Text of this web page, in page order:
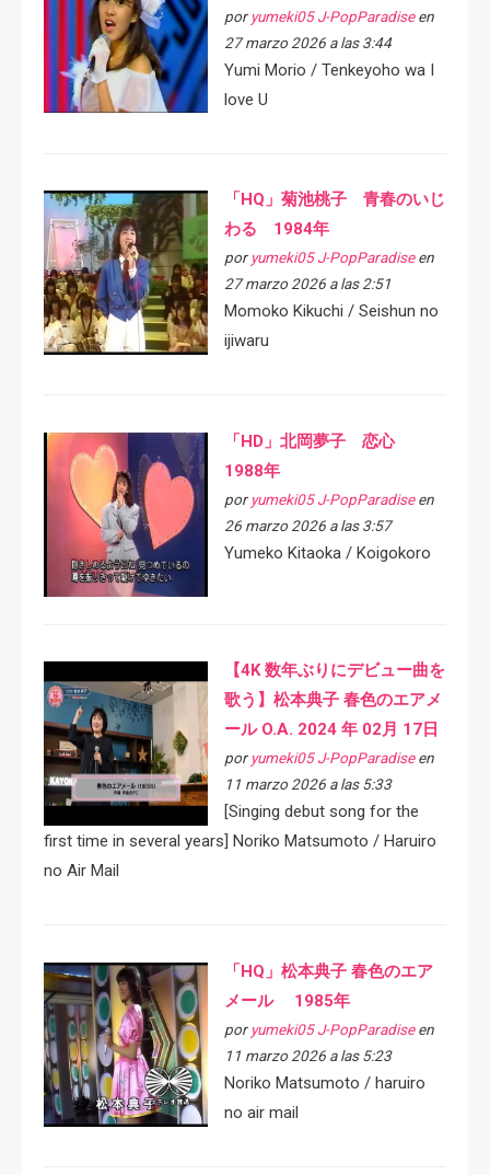
por yumeki05 J-PopParadiseen
27 marzo 2026 a las 3:44
Yumi Morio / Tenkeyoho wa I
love U
「HQ」菊池桃子 青春のいじ
わる 1984年
por yumeki05 J-PopParadiseen
27 marzo 2026 a las 2:51
Momoko Kikuchi / Seishun no
ijiwaru
「HD」北岡夢子 恋心
1988年
por yumeki05 J-PopParadiseen
26 marzo 2026 a las 3:57
Yumeko Kitaoka / Koigokoro
【4K 数年ぶりにデビュー曲を
歌う】松本典子 春色のエアメ
ール O.A. 2024 年 02月 17日
por yumeki05 J-PopParadiseen
11 marzo 2026 a las 5:33
[Singing debut song for the
first time in several years] Noriko Matsumoto / Haruiro
no Air Mail
「HQ」松本典子 春色のエア
メール 1985年
por yumeki05 J-PopParadiseen
11 marzo 2026 a las 5:23
Noriko Matsumoto / haruiro
no air mail